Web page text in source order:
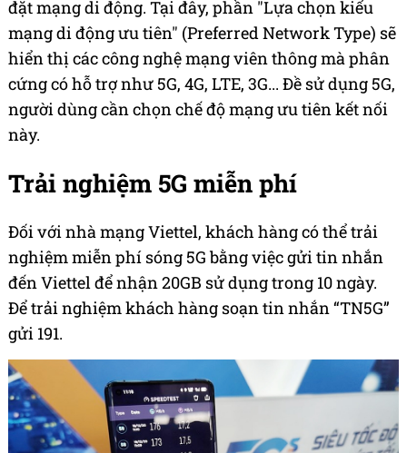
đặt mạng di động. Tại đây, phần "Lựa chọn kiểu
mạng di động ưu tiên" (Preferred Network Type) sẽ
hiển thị các công nghệ mạng viên thông mà phân
cứng có hỗ trợ như 5G, 4G, LTE, 3G... Đề sử dụng 5G,
người dùng cần chọn chế độ mạng ưu tiên kết nối
này.
Trải nghiệm 5G miễn phí
Đối với nhà mạng Viettel, khách hàng có thể trải
nghiệm miễn phí sóng 5G bằng việc gửi tin nhắn
đến Viettel để nhận 20GB sử dụng trong 10 ngày.
Để trải nghiệm khách hàng soạn tin nhắn “TN5G”
gửi 191.